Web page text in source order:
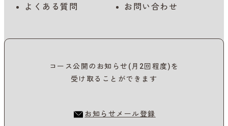
よくある質問
お問い合わせ
コース公開のお知らせ(月2回程度)を
受け取ることができます
お知らせメール登録